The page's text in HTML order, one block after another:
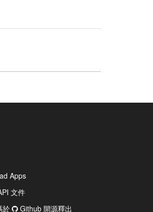
Apps
文件
於
Github 開源釋出